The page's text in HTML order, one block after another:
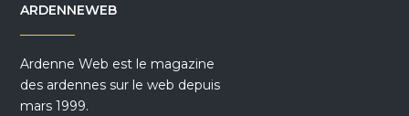
ARDENNEWEB
Ardenne Web est le magazine
des ardennes sur le web depuis
mars 1999.